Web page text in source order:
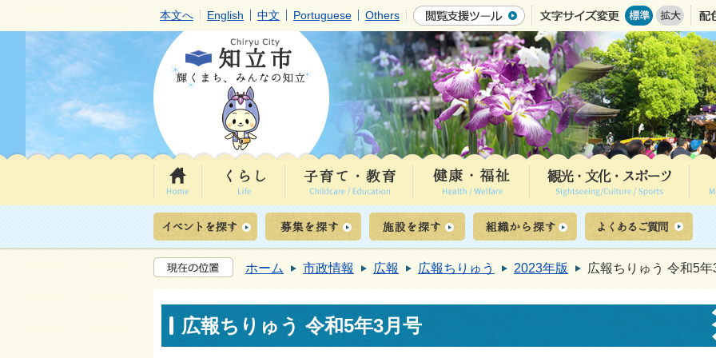
本文へ English 中文 Portuguese Others
ホーム 市政情報 広報 広報ちりゅう 2023年版 広報ちりゅう 令和5年
広報ちりゅう 令和5年3月号